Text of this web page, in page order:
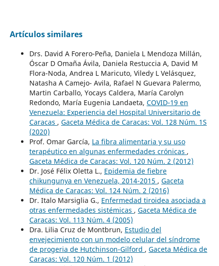
Artículos similares
Drs. David A Forero-Peña, Daniela L Mendoza Millán,
Óscar D Omaña Ávila, Daniela Restuccia A, David M
Flora-Noda, Andrea L Maricuto, Viledy L Velásquez,
Natasha A Camejo- Avila, Rafael N Guevara Palermo,
Martin Carballo, Yocays Caldera, María Carolyn
Redondo, María Eugenia Landaeta, COVID-19 en
Venezuela: Experiencia del Hospital Universitario de
Caracas , Gaceta Médica de Caracas: Vol. 128 Núm. 1S
(2020)
Prof. Omar García, La fibra alimentaria y su uso
terapéutico en algunas enfermedades crónicas ,
Gaceta Médica de Caracas: Vol. 120 Núm. 2 (2012)
Dr. José Félix Oletta L., Epidemia de fiebre
chikungunya en Venezuela, 2014-2015 , Gaceta
Médica de Caracas: Vol. 124 Núm. 2 (2016)
Dr. Italo Marsiglia G., Enfermedad tiroidea asociada a
otras enfermedades sistémicas , Gaceta Médica de
Caracas: Vol. 113 Núm. 4 (2005)
Dra. Lilia Cruz de Montbrun, Estudio del
envejecimiento con un modelo celular del síndrome
de progeria de Hutchinson-Gilford , Gaceta Médica de
Caracas: Vol. 120 Núm. 1 (2012)